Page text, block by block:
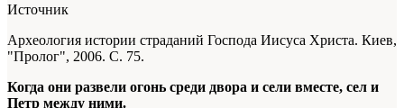
Источник
Археология истории страданий Господа Иисуса Христа. Киев,
"Пролог", 2006. С. 75.
Когда они развели огонь среди двора и сели вместе, сел и
Петр между ними.